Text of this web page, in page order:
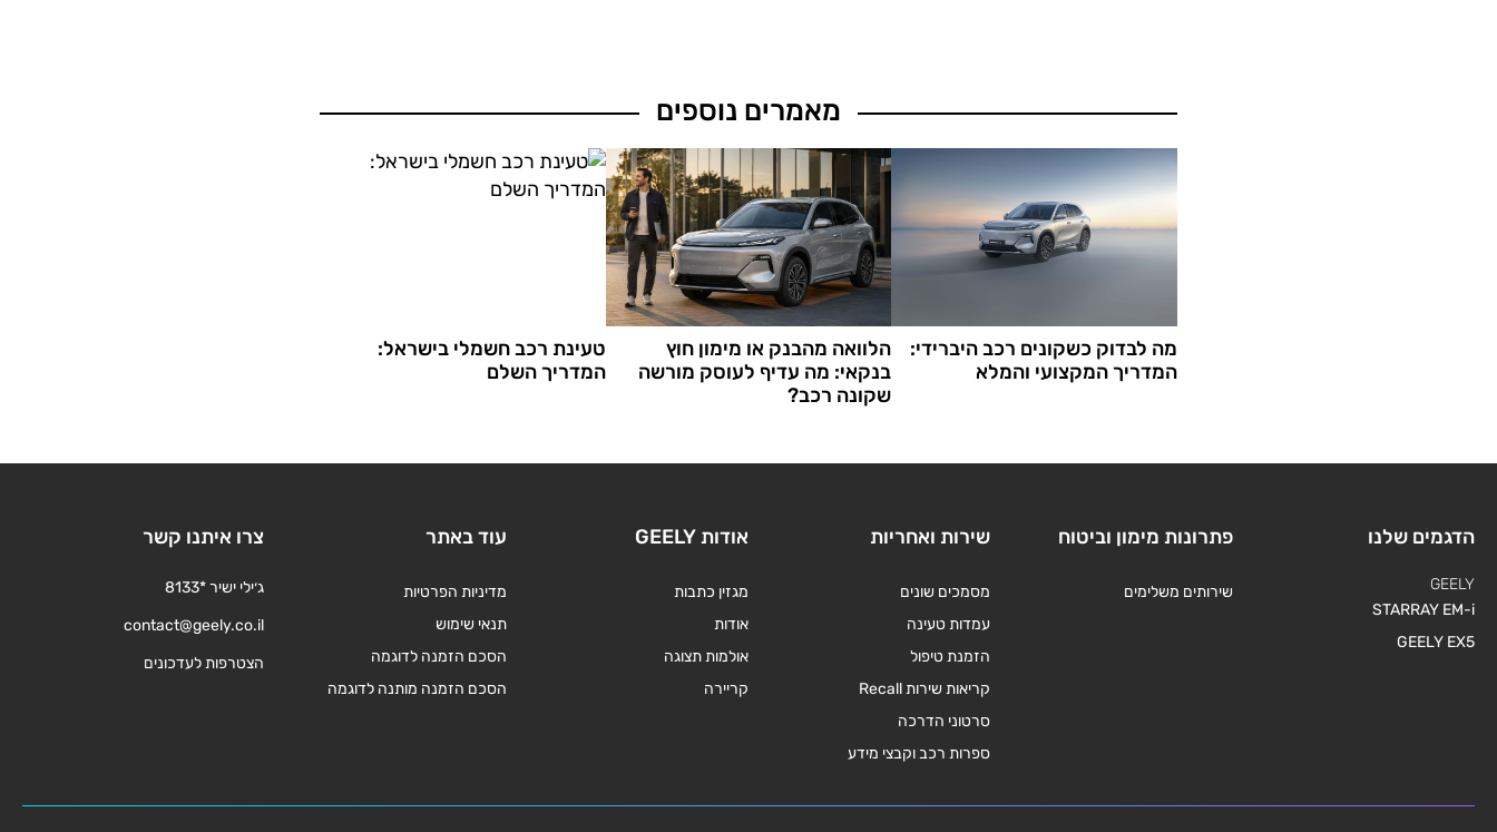
מאמרים נוספים
מה לבדוק כשקונים רכב היברידי:
המדריך המקצועי והמלא
הלוואה מהבנק או מימון חוץ
בנקאי: מה עדיף לעוסק מורשה
שקונה רכב?
טעינת רכב חשמלי בישראל:
המדריך השלם
הדגמים שלנו
GEELY
STARRAY EM-i
GEELY EX5
פתרונות מימון וביטוח
שירותים משלימים
שירות ואחריות
מסמכים שונים
עמדות טעינה
הזמנת טיפול
קריאות שירות Recall
סרטוני הדרכה
ספרות רכב וקבצי מידע
אודות GEELY
מגזין כתבות
אודות
אולמות תצוגה
קריירה
עוד באתר
מדיניות הפרטיות
תנאי שימוש
הסכם הזמנה לדוגמה
הסכם הזמנה מותנה לדוגמה
צרו איתנו קשר
ג׳ילי ישיר *8133
contact@geely.co.il
הצטרפות לעדכונים